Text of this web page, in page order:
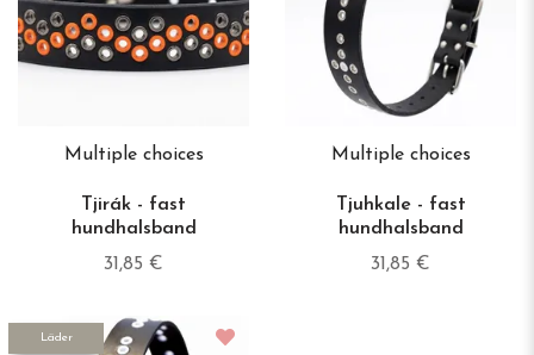
Multiple choices
Tjirák - fast
hundhalsband
31,85 €
Multiple choices
Tjuhkale - fast
hundhalsband
31,85 €
Läder